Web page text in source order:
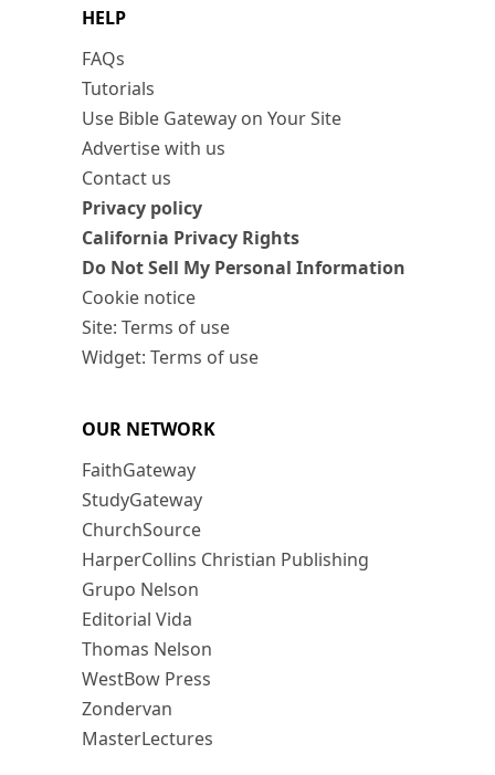
HELP
FAQs
Tutorials
Use Bible Gateway on Your Site
Advertise with us
Contact us
Privacy policy
California Privacy Rights
Do Not Sell My Personal Information
Cookie notice
Site: Terms of use
Widget: Terms of use
OUR NETWORK
FaithGateway
StudyGateway
ChurchSource
HarperCollins Christian Publishing
Grupo Nelson
Editorial Vida
Thomas Nelson
WestBow Press
Zondervan
MasterLectures